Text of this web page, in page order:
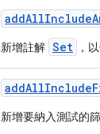
addAllInclude
新增註解 Set ，
addAllInclude
新增要納入測試的